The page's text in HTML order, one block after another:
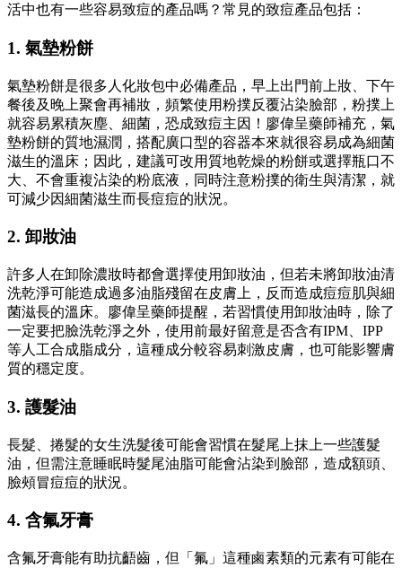
活中也有一些容易致痘的產品嗎？常見的致痘產品包括：
1. 氣墊粉餅
氣墊粉餅是很多人化妝包中必備產品，早上出門前上妝、下午
餐後及晚上聚會再補妝，頻繁使用粉撲反覆沾染臉部，粉撲上
就容易累積灰塵、細菌，恐成致痘主因！廖偉呈藥師補充，氣
墊粉餅的質地濕潤，搭配廣口型的容器本來就很容易成為細菌
滋生的溫床；因此，建議可改用質地乾燥的粉餅或選擇瓶口不
大、不會重複沾染的粉底液，同時注意粉撲的衛生與清潔，就
可減少因細菌滋生而長痘痘的狀況。
2. 卸妝油
許多人在卸除濃妝時都會選擇使用卸妝油，但若未將卸妝油清
洗乾淨可能造成過多油脂殘留在皮膚上，反而造成痘痘肌與細
菌滋長的溫床。廖偉呈藥師提醒，若習慣使用卸妝油時，除了
一定要把臉洗乾淨之外，使用前最好留意是否含有IPM、IPP
等人工合成脂成分，這種成分較容易刺激皮膚，也可能影響膚
質的穩定度。
3. 護髮油
長髮、捲髮的女生洗髮後可能會習慣在髮尾上抹上一些護髮
油，但需注意睡眠時髮尾油脂可能會沾染到臉部，造成額頭、
臉頰冒痘痘的狀況。
4. 含氟牙膏
含氟牙膏能有助抗齬齒，但「氟」這種鹵素類的元素有可能在